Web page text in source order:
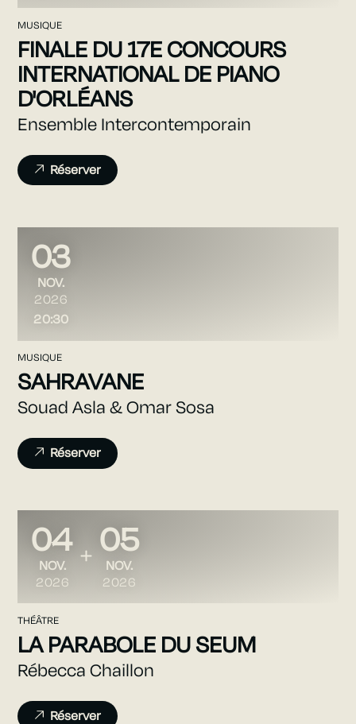
MUSIQUE
FINALE DU 17E CONCOURS
INTERNATIONAL DE PIANO
D'ORLÉANS
Ensemble Intercontemporain
Réserver
03
NOVEMBRE
NOV.
2026
20:30
MUSIQUE
SAHRAVANE
Souad Asla & Omar Sosa
Réserver
DU
04
NOVEMBRE
NOV.
2026
AU
05
NOVEMBRE
NOV.
2026
THÉÂTRE
LA PARABOLE DU SEUM
Rébecca Chaillon
Réserver